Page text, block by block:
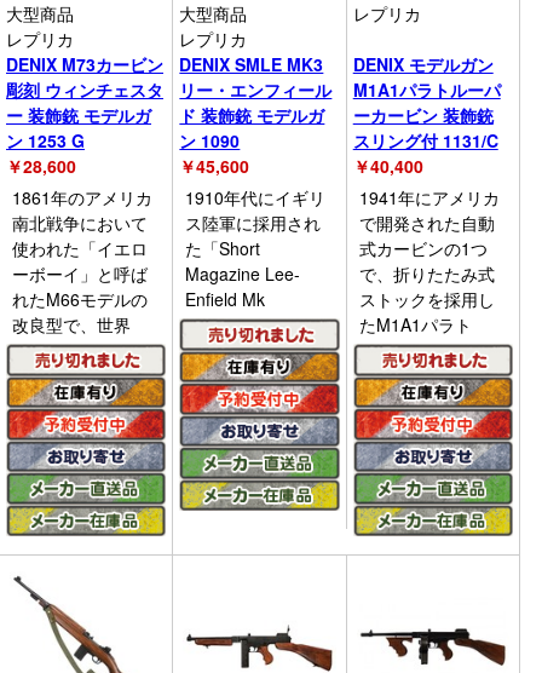
大型商品
レプリカ
DENIX M73カービン
彫刻 ウィンチェスタ
ー 装飾銃 モデルガ
ン 1253 G
￥28,600
1861年のアメリカ
南北戦争において
使われた「イエロ
ーボーイ」と呼ば
れたM66モデルの
改良型で、世界
大型商品
レプリカ
DENIX SMLE MK3
リー・エンフィール
ド 装飾銃 モデルガ
ン 1090
￥45,600
1910年代にイギリ
ス陸軍に採用され
た「Short
Magazine Lee-
Enfield Mk
レプリカ
DENIX モデルガン
M1A1パラトルーパ
ーカービン 装飾銃
スリング付 1131/C
￥40,400
1941年にアメリカ
で開発された自動
式カービンの1つ
で、折りたたみ式
ストックを採用し
たM1A1パラト